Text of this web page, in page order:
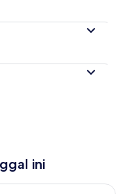
ini
6 - Agu 7
ketersediaan untuk